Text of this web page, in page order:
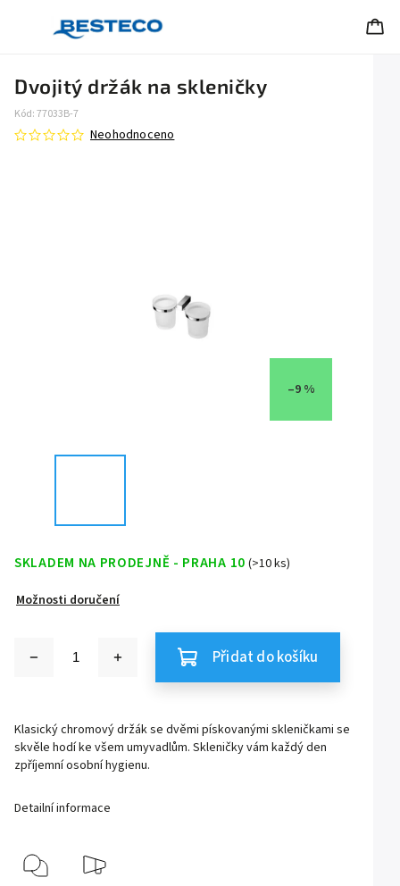
Dvojitý držák na skleničky
Kód:77033B-7
Neohodnoceno
–9 %
SKLADEM NA PRODEJNĚ - PRAHA 10 (>10 ks)
Možnosti doručení
Přidat do košíku
Klasický chromový držák se dvěmi pískovanými skleničkami se
skvěle hodí ke všem umyvadlům. Skleničky vám každý den
zpříjemní osobní hygienu.
Detailní informace